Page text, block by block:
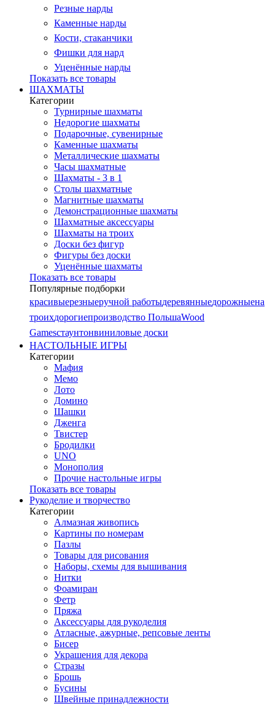
Резные нарды
Каменные нарды
Кости, стаканчики
Фишки для нард
Уценённые нарды
Показать все товары
ШАХМАТЫ
Категории
Турнирные шахматы
Недорогие шахматы
Подарочные, сувенирные
Каменные шахматы
Металлические шахматы
Часы шахматные
Шахматы - 3 в 1
Столы шахматные
Магнитные шахматы
Демонстрационные шахматы
Шахматные аксессуары
Шахматы на троих
Доски без фигур
Фигуры без доски
Уценённые шахматы
Показать все товары
Популярные подборки
красивыерезныеручной работыдеревянныедорожныена
троихдорогиепроизводство ПольшаWood
Gamesстаунтонвиниловые доски
НАСТОЛЬНЫЕ ИГРЫ
Категории
Мафия
Мемо
Лото
Домино
Шашки
Дженга
Твистер
Бродилки
UNO
Монополия
Прочие настольные игры
Показать все товары
Рукоделие и творчество
Категории
Алмазная живопись
Картины по номерам
Пазлы
Товары для рисования
Наборы, схемы для вышивания
Нитки
Фоамиран
Фетр
Пряжа
Аксессуары для рукоделия
Атласные, ажурные, репсовые ленты
Бисер
Украшения для декора
Стразы
Брошь
Бусины
Швейные принадлежности